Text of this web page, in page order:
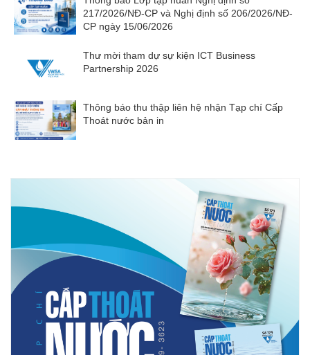
217/2026/NĐ-CP và Nghị định số 206/2026/NĐ-
CP ngày 15/06/2026
Thư mời tham dự sự kiện ICT Business
Partnership 2026
Thông báo thu thập liên hệ nhận Tạp chí Cấp
Thoát nước bản in